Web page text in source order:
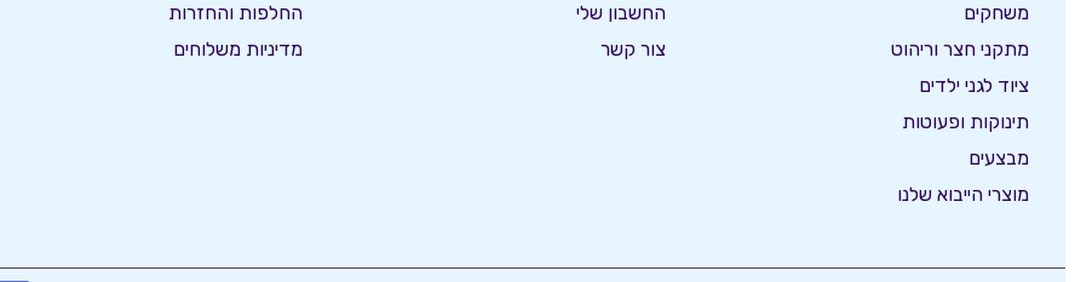
משחקים
מתקני חצר וריהוט
ציוד לגני ילדים
תינוקות ופעוטות
מבצעים
מוצרי הייבוא שלנו
החשבון שלי
צור קשר
החלפות והחזרות
מדיניות משלוחים